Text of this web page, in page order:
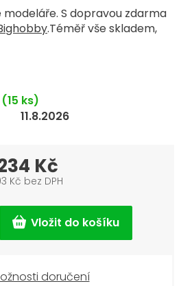
S dopravou zdarma
.Téměř vše skladem,
(15 ks)
11.8.2026
Kč
Kč bez DPH
cena:
doručení